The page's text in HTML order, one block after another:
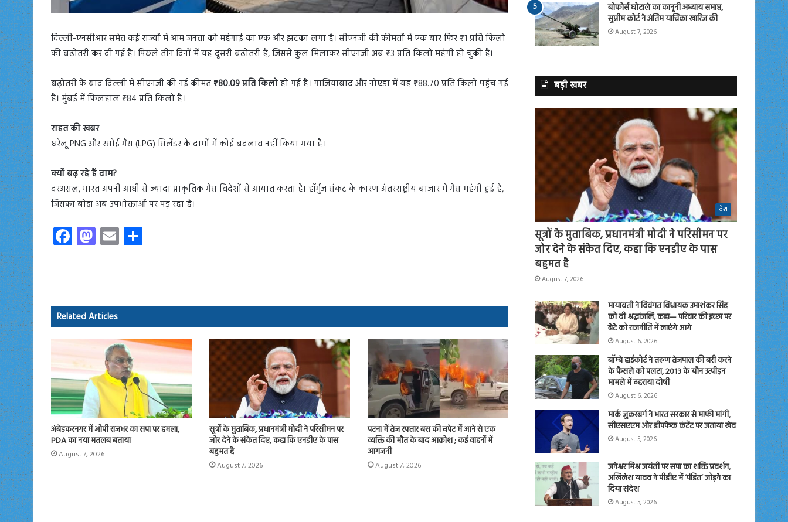
दिल्ली-एनसीआर समेत कई राज्यों में आम जनता को महंगाई का एक और झटका लगा है। सीएनजी की कीमतों में एक बार फिर ₹1 प्रति किलो
की बढ़ोतरी कर दी गई है। पिछले तीन दिनों में यह दूसरी बढ़ोतरी है, जिससे कुल मिलाकर सीएनजी अब ₹3 प्रति किलो महंगी हो चुकी है।
बढ़ोतरी के बाद दिल्ली में सीएनजी की नई कीमत ₹80.09 प्रति किलोहो गई है। गाजियाबाद और नोएडा में यह ₹88.70 प्रति किलो पहुंच गई
है। मुंबई में फिलहाल ₹84 प्रति किलो है।
राहत की खबर
घरेलू PNG और रसोई गैस (LPG) सिलेंडर के दामों में कोई बदलाव नहीं किया गया है।
क्यों बढ़ रहे हैं दाम?
दरअसल, भारत अपनी आधी से ज्यादा प्राकृतिक गैस विदेशों से आयात करता है। हॉर्मुज संकट के कारण अंतरराष्ट्रीय बाजार में गैस महंगी हुई है,
जिसका बोझ अब उपभोक्ताओं पर पड़ रहा है।
Fa
ce
ok
M
as
o
n
E
m
Related Articles
अंबेडकरनगर में ओपी राजभर का सपा पर हमला,
PDA का नया मतलब बताया
August 7, 2026
सूत्रों के मुताबिक, प्रधानमंत्री मोदी ने परिसीमन पर
जोर देने के संकेत दिए, कहा कि एनडीए के पास
बहुमत है
August 7, 2026
पटना में तेज रफ्तार बस की चपेट में आने से एक
व्यक्ति की मौत के बाद आक्रोश ; कई वाहनों में
आगजनी
August 7, 2026
बोफोर्स घोटाले का कानूनी अध्याय समाप्त,
सुप्रीम कोर्ट ने अंतिम याचिका खारिज की
August 7, 2026
बड़ी खबर
देश
सूत्रों के मुताबिक, प्रधानमंत्री मोदी ने परिसीमन पर
जोर देने के संकेत दिए, कहा कि एनडीए के पास
बहुमत है
August 7, 2026
मायावती ने दिवंगत विधायक उमाशंकर सिंह
को दी श्रद्धांजलि, कहा— परिवार की इच्छा पर
बेटे को राजनीति में लाएंगे आगे
August 6, 2026
बॉम्बे हाईकोर्ट ने तरुण तेजपाल की बरी करने
के फैसले को पलटा, 2013 के यौन उत्पीड़न
मामले में ठहराया दोषी
August 6, 2026
मार्क जुकरबर्ग ने भारत सरकार से माफी मांगी,
सीएसएएम और डीपफेक कंटेंट पर जताया खेद
August 5, 2026
जनेश्वर मिश्र जयंती पर सपा का शक्ति प्रदर्शन,
अखिलेश यादव ने पीडीए में ‘पंडित’ जोड़ने का
दिया संदेश
August 5, 2026